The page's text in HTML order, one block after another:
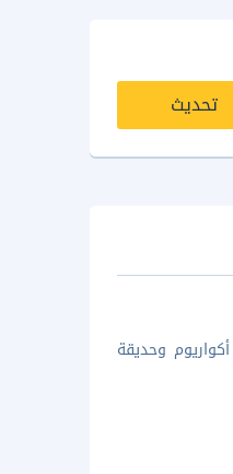
تحديث
ووك ودبي أكواريوم وحديقة